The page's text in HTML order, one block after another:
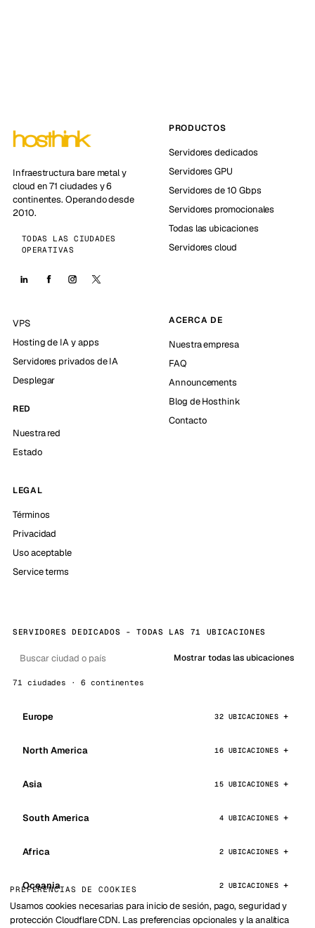
Infraestructura bare metal y
cloud en 71 ciudades y 6
continentes. Operando desde
2010.
TODAS LAS CIUDADES
OPERATIVAS
PRODUCTOS
Servidores dedicados
Servidores GPU
Servidores de 10 Gbps
Servidores promocionales
Todas las ubicaciones
Servidores cloud
VPS
Hosting de IA y apps
Servidores privados de IA
Desplegar
RED
Nuestra red
Estado
ACERCA DE
Nuestra empresa
FAQ
Announcements
Blog de Hosthink
Contacto
LEGAL
Términos
Privacidad
Uso aceptable
Service terms
SERVIDORES DEDICADOS - TODAS LAS 71 UBICACIONES
Mostrar todas las ubicaciones
71 ciudades · 6 continentes
Europe 32 UBICACIONES
North America 16 UBICACIONES
Asia 15 UBICACIONES
South America 4 UBICACIONES
Africa 2 UBICACIONES
Oceania 2 UBICACIONES
PREFERENCIAS DE COOKIES
Usamos cookies necesarias para inicio de sesión, pago, seguridad y
protección Cloudflare CDN. Las preferencias opcionales y la analítica